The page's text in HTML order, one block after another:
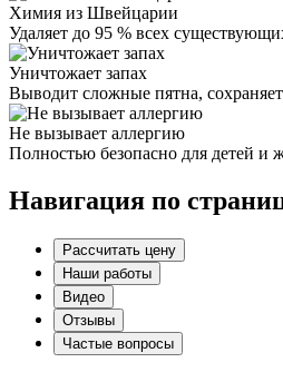
Химия из Швейцарии
Удаляет до 95 % всех
Уничтожает запах
Выводит сложные пятна,
Не вызывает аллергию
Полностью безопасно для детей и
Навигация по
Рассчитать цену
Наши работы
Видео
Отзывы
Частые вопросы